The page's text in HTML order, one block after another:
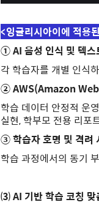
<잉글리시아이에 적용
① AI 음성 인식 및 텍스
각 학습자를 개별 인식
② AWS(Amazon
학습 데이터 안정적 운
실현, 학부모 전용 리포
③ 학습자 호명 및 격려
학습 과정에서의 동기
⑶ AI 기반 학습 코칭 맞